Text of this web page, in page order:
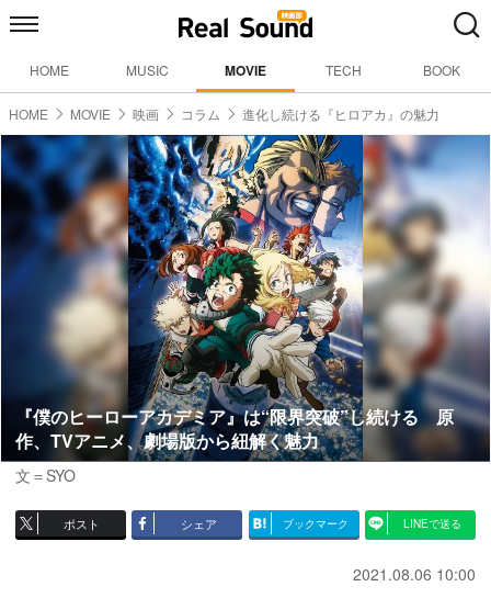
HOME MUSIC MOVIE TECH BOOK
HOME MOVIE 映画 コラム 進化し続ける『ヒロアカ』の魅力
『僕のヒーローアカデミア』は“限界突破”し続ける 原
作、TVアニメ、劇場版から紐解く魅力
文＝SYO
ポスト シェア ブックマーク LINEで送る
2021.08.06 10:00